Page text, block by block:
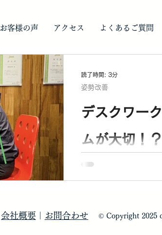
お客様の声 アクセス よくあるご質問
デスクワー
ムが大切！？
姿勢改善
読了時間: 3分
会社概要 お問合わせ © Copyright 2025